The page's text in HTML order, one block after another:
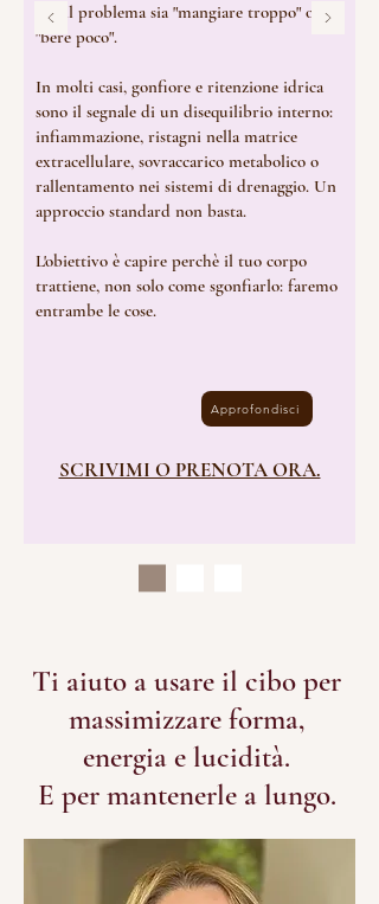
che il problema sia "mangiare troppo" o
"bere poco".
In molti casi, gonfiore e ritenzione idrica
sono il segnale di un disequilibrio interno:
infiammazione, ristagni nella matrice
extracellulare, sovraccarico metabolico o
rallentamento nei sistemi di drenaggio. Un
approccio standard non basta.
L'obiettivo è capire perchè il tuo corpo
trattiene, non solo come sgonfiarlo: faremo
entrambe le cose.
Approfondisci
SCRIVIMI O PRENOTA ORA.
Ti aiuto a usare il cibo per
massimizzare forma,
energia e lucidità.
E per mantenerle a lungo.